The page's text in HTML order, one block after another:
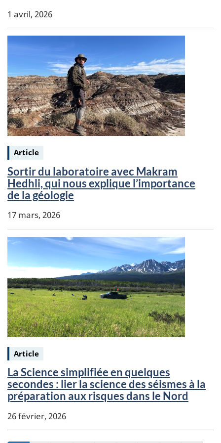
1 avril, 2026
Keywords:
Article
Sortir du laboratoire avec Makram
Hedhli, qui nous explique l’importance
de la géologie
17 mars, 2026
Keywords:
Article
La Science simplifiée en quelques
secondes : lier la science des séismes à la
préparation aux risques dans le Nord
26 février, 2026